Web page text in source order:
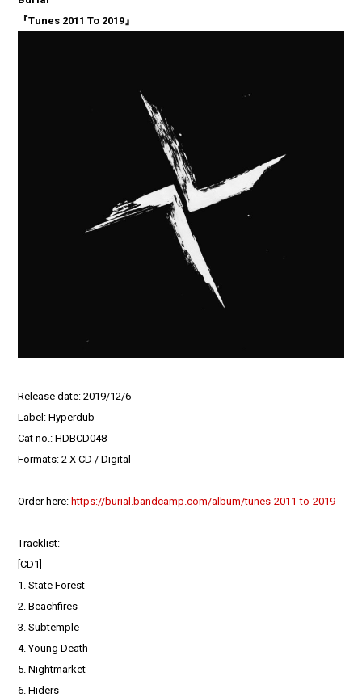
『Tunes 2011 To 2019』
Release date: 2019/12/6
Label: Hyperdub
Cat no.: HDBCD048
Formats: 2 X CD / Digital
Order here:https://burial.bandcamp.com/album/tunes-2011-to-2019
Tracklist:
[CD1]
1. State Forest
2. Beachfires
3. Subtemple
4. Young Death
5. Nightmarket
6. Hiders